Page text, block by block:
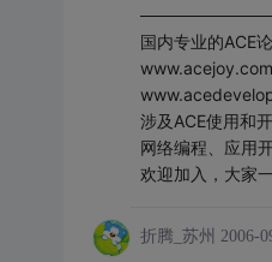
国内专业的ACE
www.acejoy.com
涉及ACE使用和
网络编程、应用
欢迎加入，大家
折腾_苏州 2006-